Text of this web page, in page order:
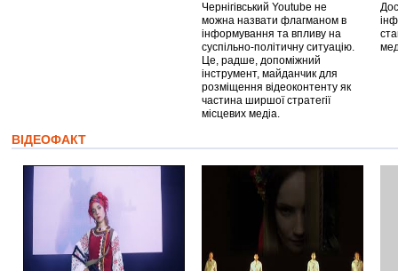
Чернігівський Youtube не
можна назвати флагманом в
інформування та впливу на
суспільно-політичну ситуацію.
Це, радше, допоміжний
інструмент, майданчик для
розміщення відеоконтенту як
частина ширшої стратегії
місцевих медіа.
ВІДЕОФАКТ